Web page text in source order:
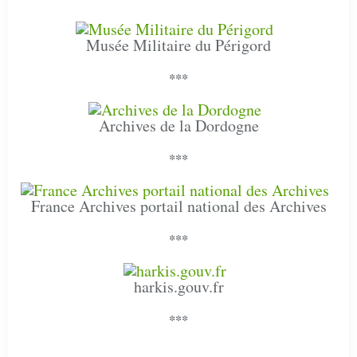
Musée Militaire du Périgord
***
Archives de la Dordogne
***
France Archives portail national des Archives
***
harkis.gouv.fr
***